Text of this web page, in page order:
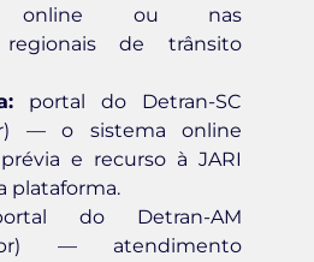
online ou nas
regionais de trânsito
portal do Detran-SC
— o sistema online
e recurso à JARI
plataforma.
do Detran-AM
— atendimento